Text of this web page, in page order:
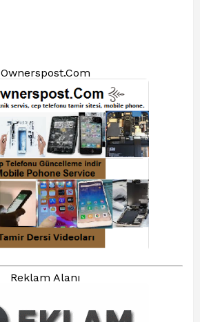
Ownerspost.Com
Reklam Alanı